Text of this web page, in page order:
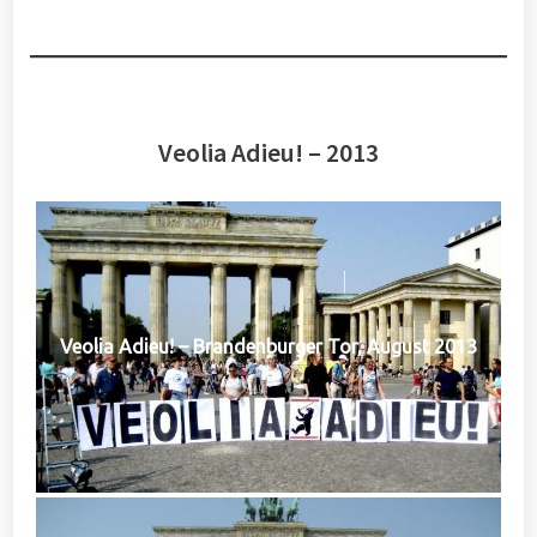
Veolia Adieu! – 2013
Veolia Adieu! – Brandenburger Tor, August 2013